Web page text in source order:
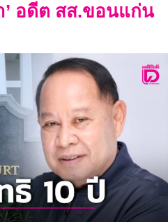
’ อดีต สส.ขอนแก่น